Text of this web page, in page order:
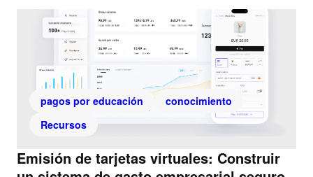
pagos por educación
conocimiento
Recursos
Emisión de tarjetas virtuales: Construir